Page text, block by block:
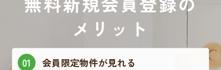
メリット
会員限定物件が見れる